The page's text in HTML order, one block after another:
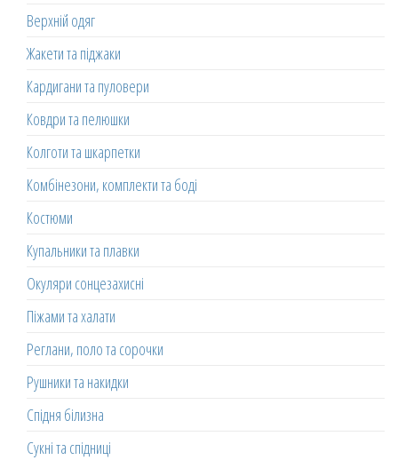
Верхній одяг
Жакети та піджаки
Кардигани та пуловери
Ковдри та пелюшки
Колготи та шкарпетки
Комбінезони, комплекти та боді
Костюми
Купальники та плавки
Окуляри сонцезахисні
Піжами та халати
Реглани, поло та сорочки
Рушники та накидки
Спідня білизна
Сукні та спідниці